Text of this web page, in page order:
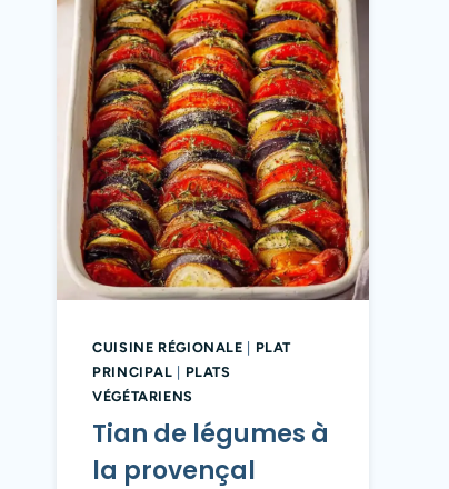
CUISINE RÉGIONALE | PLAT
PRINCIPAL | PLATS
VÉGÉTARIENS
Tian de légumes à
la provençal